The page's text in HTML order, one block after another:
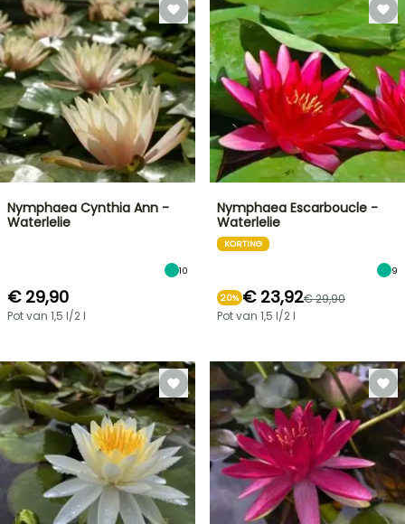
Nymphaea Cynthia Ann -
Waterlelie
10
€ 29,90
Pot van 1,5 l/2 l
Nymphaea Escarboucle -
Waterlelie
KORTING
9
20% € 23,92€ 29,90
Pot van 1,5 l/2 l